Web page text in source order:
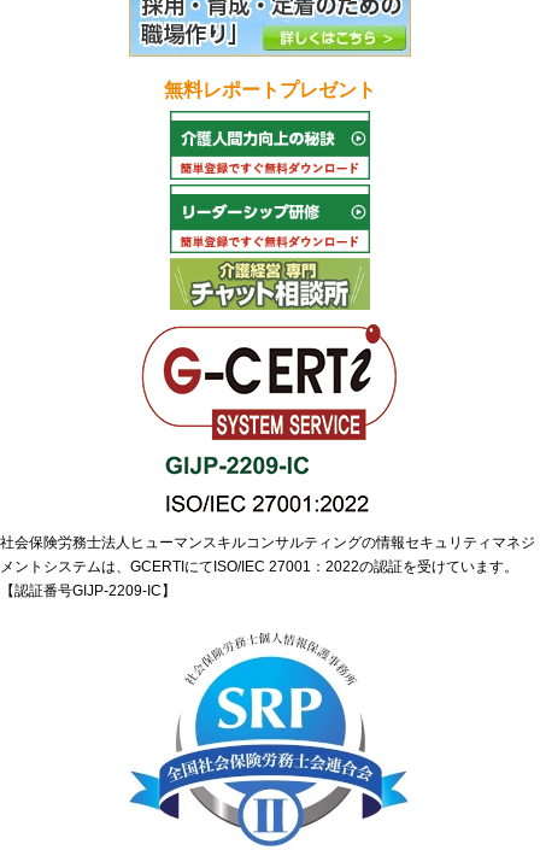
無料レポートプレゼント
社会保険労務士法人ヒューマンスキルコンサルティングの情報セキュリティマネジ
メントシステムは、GCERTIにてISO/IEC 27001：2022の認証を受けています。
【認証番号GIJP-2209-IC】